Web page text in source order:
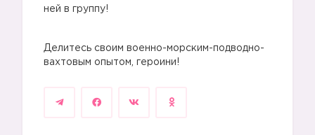
ней в группу!
Делитесь своим военно-морским-подводно-
вахтовым опытом, героини!